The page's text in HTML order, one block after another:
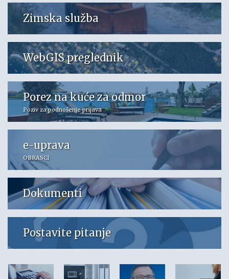
Zimska služba
WebGIS preglednik
Porez na kuće za odmor
Poziv za podnošenje prijava
e-uprava
OBRASCI
Dokumenti
Postavite pitanje